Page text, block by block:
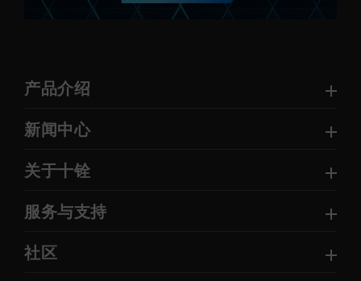
产品介绍
新闻中心
关于十铨
服务与支持
社区